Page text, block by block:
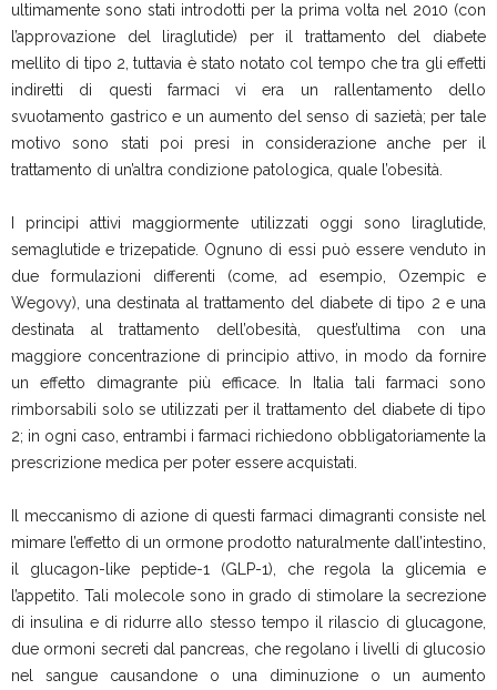
ultimamente sono stati introdotti per la prima volta nel 2010 (con
l’approvazione del liraglutide) per il trattamento del diabete
mellito di tipo 2, tuttavia è stato notato col tempo che tra gli effetti
indiretti di questi farmaci vi era un rallentamento dello
svuotamento gastrico e un aumento del senso di sazietà; per tale
motivo sono stati poi presi in considerazione anche per il
trattamento di un’altra condizione patologica, quale l’obesità.
I principi attivi maggiormente utilizzati oggi sono liraglutide,
semaglutide e trizepatide. Ognuno di essi può essere venduto in
due formulazioni differenti (come, ad esempio, Ozempic e
Wegovy), una destinata al trattamento del diabete di tipo 2 e una
destinata al trattamento dell’obesità, quest’ultima con una
maggiore concentrazione di principio attivo, in modo da fornire
un effetto dimagrante più efficace. In Italia tali farmaci sono
rimborsabili solo se utilizzati per il trattamento del diabete di tipo
2; in ogni caso, entrambi i farmaci richiedono obbligatoriamente la
prescrizione medica per poter essere acquistati.
Il meccanismo di azione di questi farmaci dimagranti consiste nel
mimare l’effetto di un ormone prodotto naturalmente dall’intestino,
il glucagon-like peptide-1 (GLP-1), che regola la glicemia e
l’appetito. Tali molecole sono in grado di stimolare la secrezione
di insulina e di ridurre allo stesso tempo il rilascio di glucagone,
due ormoni secreti dal pancreas, che regolano i livelli di glucosio
nel sangue causandone o una diminuzione o un aumento